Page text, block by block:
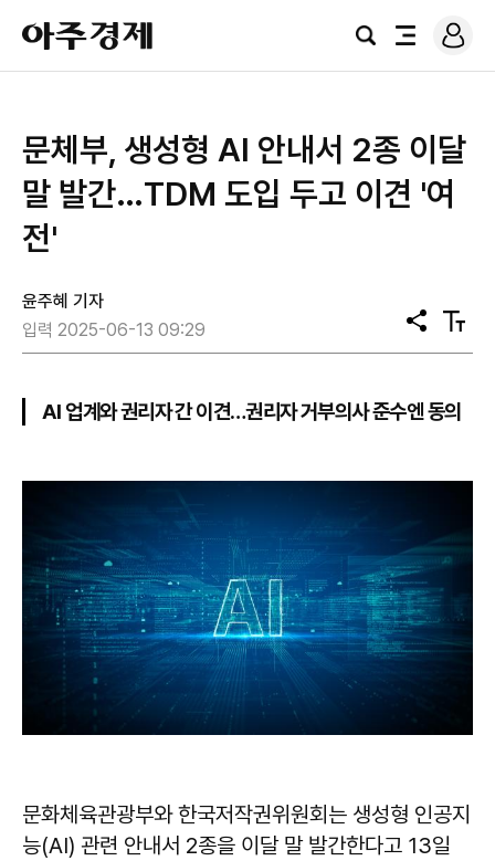
아
주
경
검
전
로
그
문체부, 생성형 AI 안내서 2종 이달
말 발간…TDM 도입 두고 이견 '여
전'
윤주혜 기자
입력 2025-06-13 09:29
공
유
텍
스
기
AI 업계와 권리자 간 이견…권리자 거부의사 준수엔 동의
문화체육관광부와 한국저작권위원회는 생성형 인공지
능(AI) 관련 안내서 2종을 이달 말 발간한다고 13일